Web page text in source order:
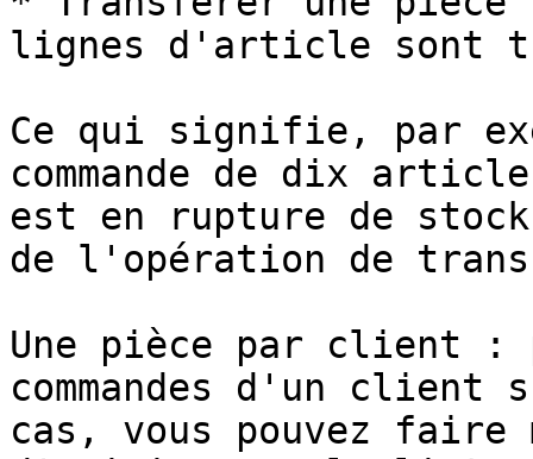
lignes d'article sont
Ce qui signifie, par
commande de dix
est en rupture de
de l'opération de
Une pièce par client :
commandes d'un client
cas, vous pouvez faire